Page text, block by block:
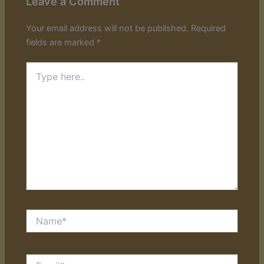
Your email address will not be published. Required
fields are marked *
here..